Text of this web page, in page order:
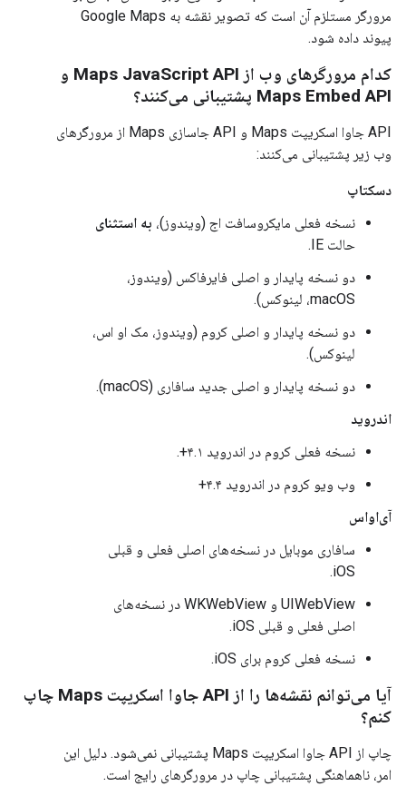
مرورگر مستلزم آن است که تصویر نقشه به Google Maps
پیوند داده شود.
کدام مرورگرهای وب از Maps JavaScript API و
Maps Embed API پشتیبانی می‌کنند؟
API جاوا اسکریپت Maps و API جاسازی Maps از مرورگرهای
وب زیر پشتیبانی می‌کنند:
دسکتاپ
نسخه فعلی مایکروسافت اج (ویندوز)، به استثنای
حالت IE.
دو نسخه پایدار و اصلی فایرفاکس (ویندوز،
macOS، لینوکس).
دو نسخه پایدار و اصلی کروم (ویندوز، مک او اس،
لینوکس).
دو نسخه پایدار و اصلی جدید سافاری (macOS).
اندروید
نسخه فعلی کروم در اندروید ۴.۱+.
وب ویو کروم در اندروید ۴.۴+
آی‌او‌اس
سافاری موبایل در نسخه‌های اصلی فعلی و قبلی
iOS.
UIWebView و WKWebView در نسخه‌های
اصلی فعلی و قبلی iOS.
نسخه فعلی کروم برای iOS.
آیا می‌توانم نقشه‌ها را از API جاوا اسکریپت Maps چاپ
کنم؟
چاپ از API جاوا اسکریپت Maps پشتیبانی نمی‌شود. دلیل این
امر، ناهماهنگی پشتیبانی چاپ در مرورگرهای رایج است.